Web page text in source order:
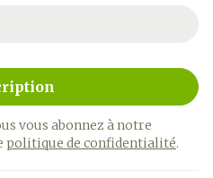
vous abonnez à notre
politique de confidentialité.